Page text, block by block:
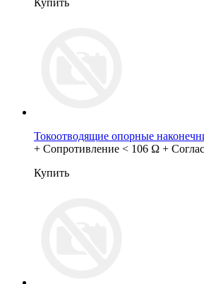
Токоотводящие опорные
+ Сопротивление < 106 Ω +
Купить